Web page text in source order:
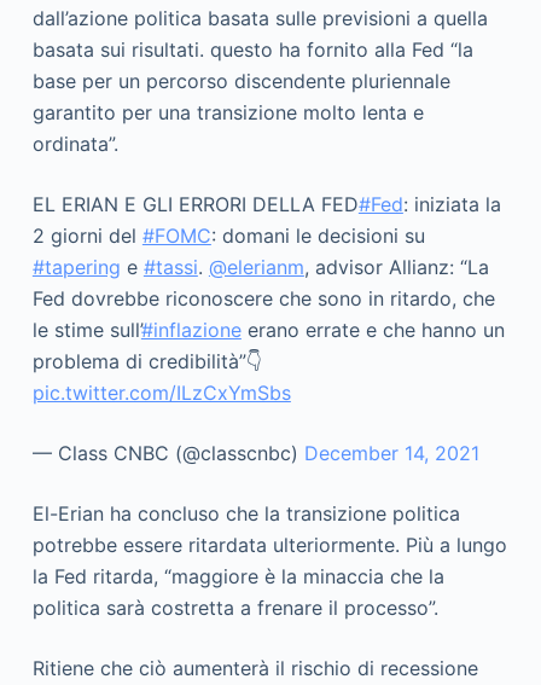
dall’azione politica basata sulle previsioni a quella
basata sui risultati. questo ha fornito alla Fed “la
base per un percorso discendente pluriennale
garantito per una transizione molto lenta e
ordinata”.
EL ERIAN E GLI ERRORI DELLA FED#Fed: iniziata la
2 giorni del #FOMC: domani le decisioni su
#tapering e #tassi. @elerianm, advisor Allianz: “La
Fed dovrebbe riconoscere che sono in ritardo, che
le stime sull’#inflazioneerano errate e che hanno un
problema di credibilità”👇
pic.twitter.com/ILzCxYmSbs
— Class CNBC (@classcnbc) December 14, 2021
El-Erian ha concluso che la transizione politica
potrebbe essere ritardata ulteriormente. Più a lungo
la Fed ritarda, “maggiore è la minaccia che la
politica sarà costretta a frenare il processo”.
Ritiene che ciò aumenterà il rischio di recessione